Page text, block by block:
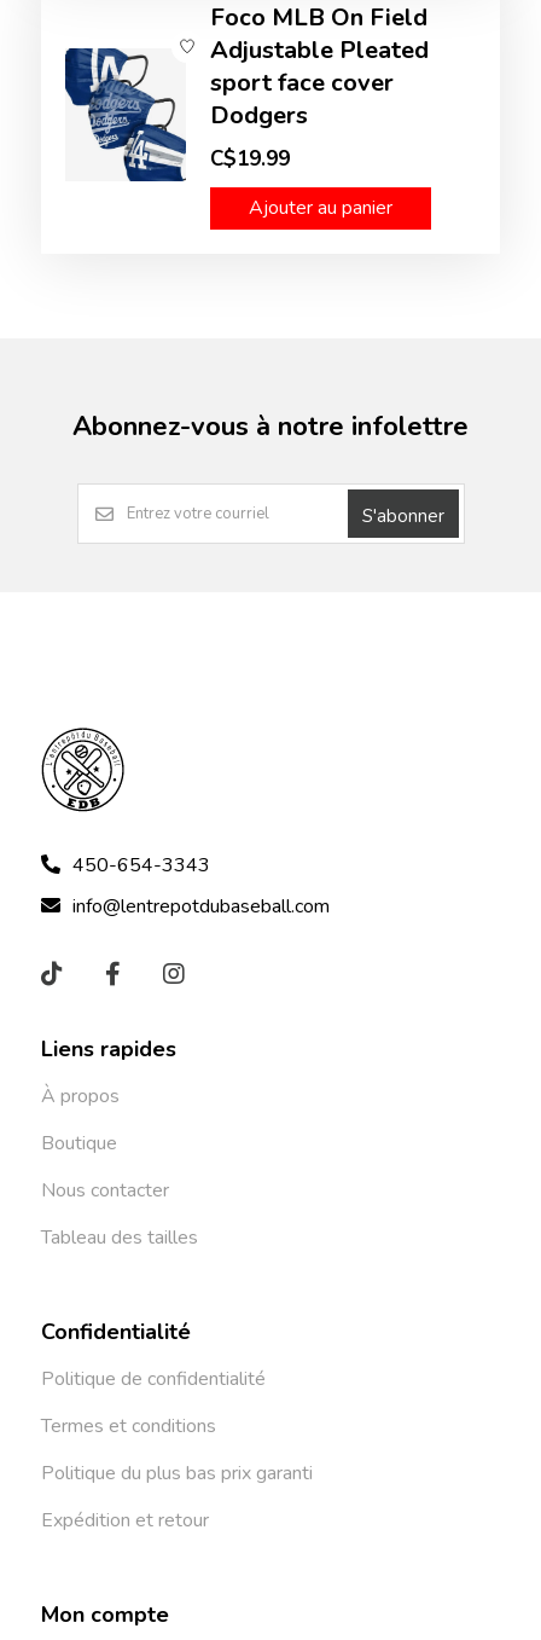
Foco MLB On Field
Adjustable Pleated
sport face cover
Dodgers
C$19.99
Ajouter au panier
Abonnez-vous à notre infolettre
S'abonner
450-654-3343
info@lentrepotdubaseball.com
Liens rapides
À propos
Boutique
Nous contacter
Tableau des tailles
Confidentialité
Politique de confidentialité
Termes et conditions
Politique du plus bas prix garanti
Expédition et retour
Mon compte